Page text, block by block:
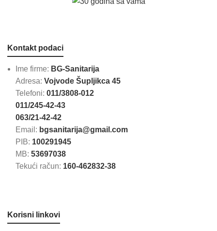
Kontakt podaci
Ime firme: BG-Sanitarija
Adresa: Vojvode Šupljikca 45
Telefoni: 011/3808-012
011/245-42-43
063/21-42-42
Email: bgsanitarija@gmail.com
PIB: 100291945
MB: 53697038
Tekući račun: 160-462832-38
Korisni linkovi